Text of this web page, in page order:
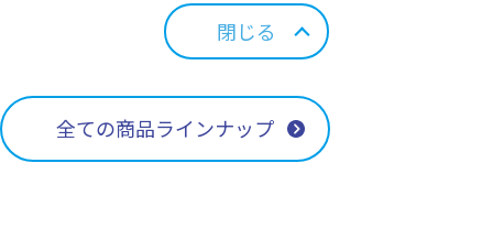
閉じる
全ての商品ラインナップ